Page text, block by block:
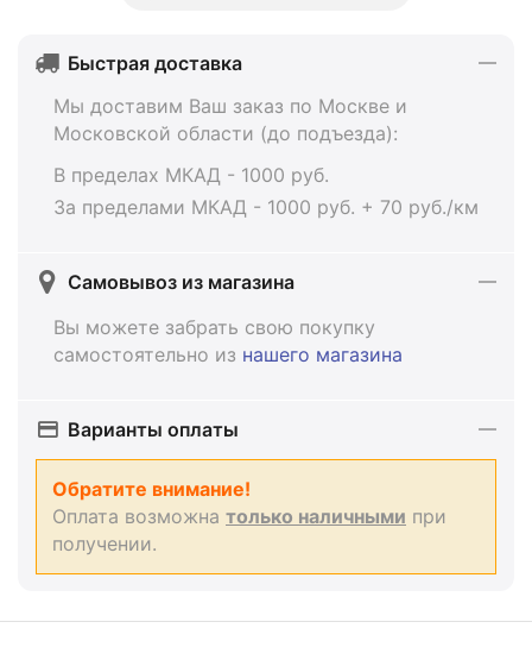
Быстрая доставка
Мы доставим Ваш заказ по Москве и
Московской области (до подъезда):
В пределах МКАД - 1000 руб.
За пределами МКАД - 1000 руб. + 70 руб./км
Самовывоз из магазина
Вы можете забрать свою покупку
самостоятельно из нашего магазина
Варианты оплаты
Обратите внимание!
Оплата возможна только наличными при
получении.